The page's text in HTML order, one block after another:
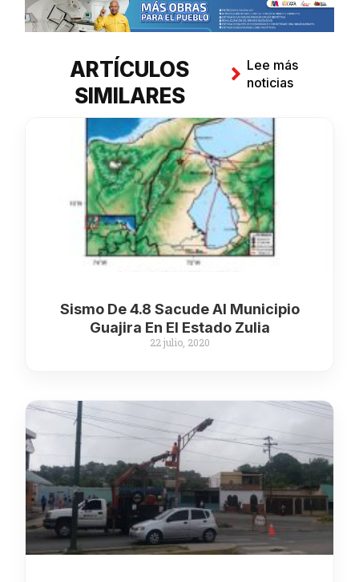
ARTÍCULOS
SIMILARES
Lee más
noticias
Sismo De 4.8 Sacude Al Municipio
Guajira En El Estado Zulia
22 julio, 2020